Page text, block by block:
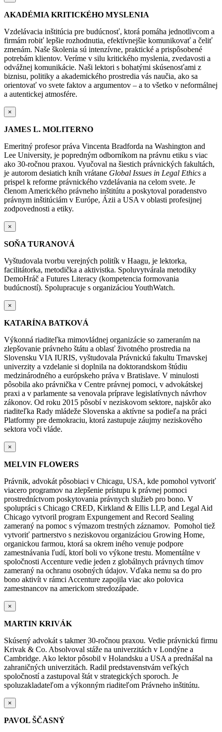
AKADÉMIA KRITICKÉHO MYSLENIA
Vzdelávacia inštitúcia pre budúcnosť, ktorá pomáha jednotlivcom a
firmám robiť lepšie rozhodnutia, efektívnejšie komunikovať a čeliť
zmenám. Naše školenia sú intenzívne, praktické a prispôsobené
potrebám klientov. Veríme v silu kritického myslenia, zvedavosti a
odvážnej komunikácie. Naši lektori s bohatými skúsenosťami z
biznisu, politiky a akademického prostredia vás naučia, ako sa
orientovať vo svete faktov a argumentov – a to všetko v neformálnej
a autentickej atmosfére.
×
JAMES L. MOLITERNO
Emeritný profesor práva Vincenta Bradforda na Washington and
Lee University, je popredným odborníkom na právnu etiku s viac
ako 30-ročnou praxou. Vyučoval na šiestich právnických fakultách,
je autorom desiatich kníh vrátane Global Issues in Legal Ethics a
prispel k reforme právnického vzdelávania na celom svete. Je
členom Amerického právneho inštitútu a poskytoval poradenstvo
právnym inštitúciám v Európe, Ázii a USA v oblasti profesijnej
zodpovednosti a etiky.
×
SOŇA TURANOVÁ
Vyštudovala tvorbu verejných politík v Haagu, je lektorka,
facilitátorka, metodička a aktivistka. Spoluvytvárala metodiky
DemoHráč a Futures Literacy (kompetencia formovania
budúcností). Spolupracuje s organizáciou YouthWatch.
×
KATARÍNA BATKOVÁ
Výkonná riaditeľka mimovládnej organizácie so zameraním na
zlepšovanie právneho štátu a oblasť životného prostredia na
Slovensku VIA IURIS, vyštudovala Právnickú fakultu Trnavskej
univerzity a vzdelanie si doplnila na doktorandskom štúdiu
medzinárodného a európskeho práva v Bratislave. V minulosti
pôsobila ako právnička v Centre právnej pomoci, v advokátskej
praxi a v parlamente sa venovala príprave legislatívnych návrhov
zákonov. Od roku 2015 pôsobí v neziskovom sektore, najskôr ako
riaditeľka Rady mládeže Slovenska a aktívne sa podieľa na práci
Platformy pre demokraciu, ktorá zastupuje záujmy neziskového
sektora voči vláde.
×
MELVIN FLOWERS
Právnik, advokát pôsobiaci v Chicagu, USA, kde pomohol vytvoriť
viacero programov na zlepšenie prístupu k právnej pomoci
prostredníctvom poskytovania právnych služieb pro bono. V
spolupráci s Chicago CRED, Kirkland & Ellis LLP, and Legal Aid
Chicago vytvoril program Expungement and Record Sealing
zameraný na pomoc s výmazom trestných záznamov. Pomohol tiež
vytvoriť partnerstvo s neziskovou organizáciou Growing Home,
organickou farmou, ktorá sa okrem iného venuje podpore
zamestnávania ľudí, ktorí boli vo výkone trestu. Momentálne v
spoločnosti Accenture vedie jeden z globálnych právnych tímov
zameraný na ochranu osobných údajov. Vďaka nemu sa do pro
bono aktivít v rámci Accenture zapojila viac ako polovica
zamestnancov na americkom stredozápade.
×
MARTIN KRIVÁK
Skúsený advokát s takmer 30-ročnou praxou. Vedie právnickú firmu
Krivak & Co. Absolvoval stáže na univerzitách v Londýne a
Cambridge. Ako lektor pôsobil v Holandsku a USA a prednášal na
zahraničných univerzitách. Radil predstavenstvám veľkých
spoločností a zastupoval štát v strategických sporoch. Je
spoluzakladateľom a výkonným riaditeľom Právneho inštitútu.
×
PAVOL ŠČASNÝ